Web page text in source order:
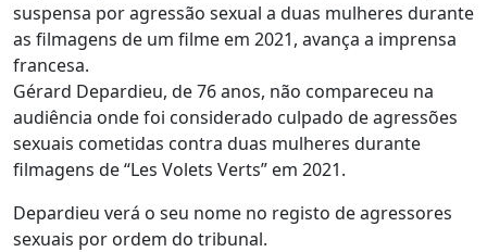
suspensa por agressão sexual a duas mulheres durante
as filmagens de um filme em 2021, avança a imprensa
francesa.
Gérard Depardieu, de 76 anos, não compareceu na
audiência onde foi considerado culpado de agressões
sexuais cometidas contra duas mulheres durante
filmagens de “Les Volets Verts” em 2021.
Depardieu verá o seu nome no registo de agressores
sexuais por ordem do tribunal.